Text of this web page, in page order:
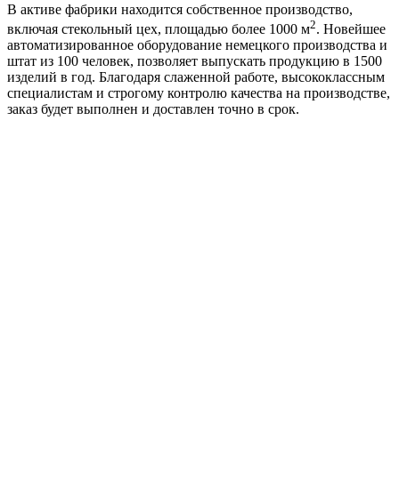
В активе фабрики находится собственное производство,
включая стекольный цех, площадью более 1000 м2. Новейшее
автоматизированное оборудование немецкого производства и
штат из 100 человек, позволяет выпускать продукцию в 1500
изделий в год. Благодаря слаженной работе, высококлассным
специалистам и строгому контролю качества на производстве,
заказ будет выполнен и доставлен точно в срок.